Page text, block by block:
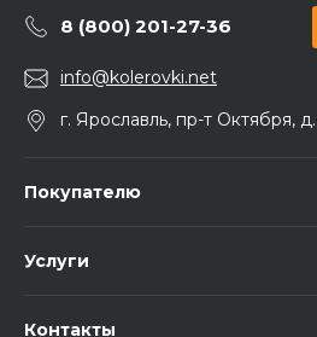
8 (800) 201-27-36
info@kolerovki.net
г. Ярославль, пр-т Октября,
Покупателю
Услуги
Контакты